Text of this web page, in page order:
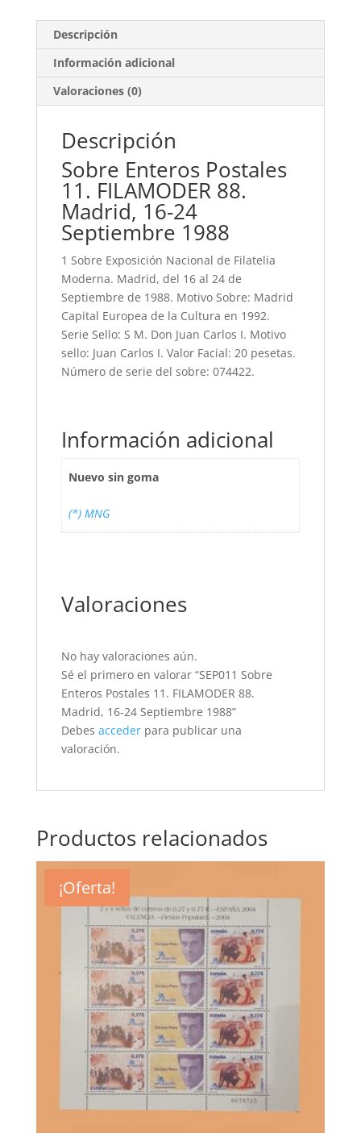
Descripción
Información adicional
Valoraciones (0)
Descripción
Sobre Enteros Postales
11. FILAMODER 88.
Madrid, 16-24
Septiembre 1988
1 Sobre Exposición Nacional de Filatelia
Moderna. Madrid, del 16 al 24 de
Septiembre de 1988. Motivo Sobre: Madrid
Capital Europea de la Cultura en 1992.
Serie Sello: S M. Don Juan Carlos I. Motivo
sello: Juan Carlos I. Valor Facial: 20 pesetas.
Número de serie del sobre: 074422.
Información adicional
Nuevo sin goma
(*) MNG
Valoraciones
No hay valoraciones aún.
Sé el primero en valorar “SEP011 Sobre
Enteros Postales 11. FILAMODER 88.
Madrid, 16-24 Septiembre 1988”
Debes accederpara publicar una
valoración.
Productos relacionados
¡Oferta!